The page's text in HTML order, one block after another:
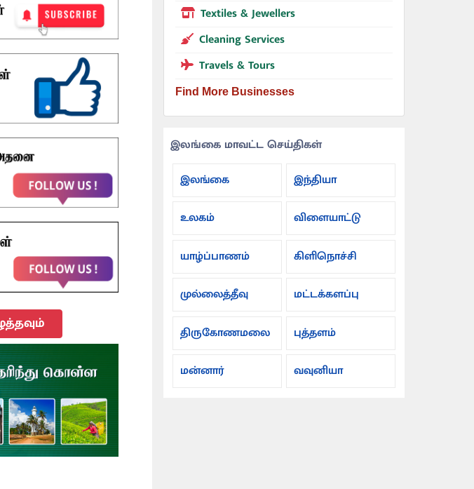
Textiles & Jewellers
Cleaning Services
Travels & Tours
Find More Businesses
இலங்கை மாவட்ட செய்திகள்
இலங்கை
இந்தியா
உலகம் விளையாட்டு
யாழ்ப்பாணம் கிளிநொச்சி
முல்லைத்தீவு மட்டக்களப்பு
திருகோணமலை புத்தளம்
மன்னார் வவுனியா